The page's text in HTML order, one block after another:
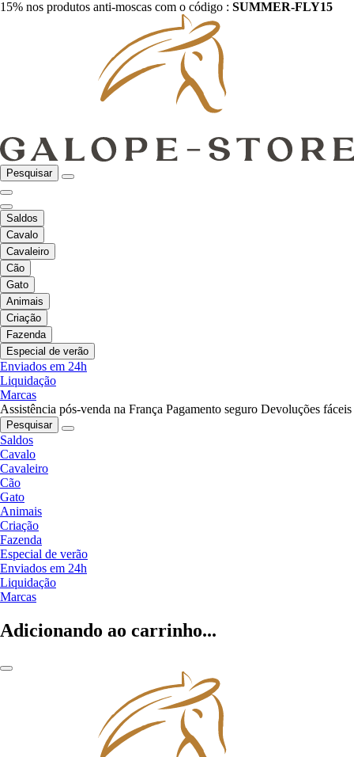
15% nos produtos anti-moscas com o código : SUMMER-FLY15
Pesquisar
Saldos
Cavalo
Cavaleiro
Cão
Gato
Animais
Criação
Fazenda
Especial de verão
Enviados em 24h
Liquidação
Marcas
Assistência pós-venda na França Pagamento seguro Devoluções fáceis
Pesquisar
Saldos
Cavalo
Cavaleiro
Cão
Gato
Animais
Criação
Fazenda
Especial de verão
Enviados em 24h
Liquidação
Marcas
Adicionando ao carrinho...